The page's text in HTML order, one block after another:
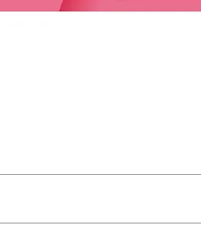
蓋上後，再以兩側黏著面貼附固定